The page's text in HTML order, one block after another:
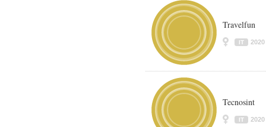
Travelfun
IT 2020
Tecnosint
IT 2020